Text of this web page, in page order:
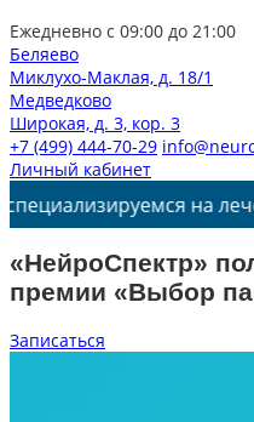
Ежедневно с 09:00 до 21:00
Беляево
Миклухо-Маклая, д. 18/1
Медведково
Широкая, д. 3, кор. 3
+7 (499) 444-70-29
Личный кабинет
на лечении:
«НейроСпектр»
премии «Выбор
Записаться